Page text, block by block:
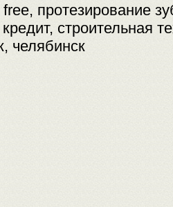
протезирование
строительная
челябинск